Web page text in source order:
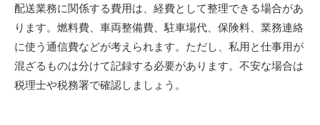
配送業務に関係する費用は、経費として整理できる場合があ
ります。燃料費、車両整備費、駐車場代、保険料、業務連絡
に使う通信費などが考えられます。ただし、私用と仕事用が
混ざるものは分けて記録する必要があります。不安な場合は
税理士や税務署で確認しましょう。